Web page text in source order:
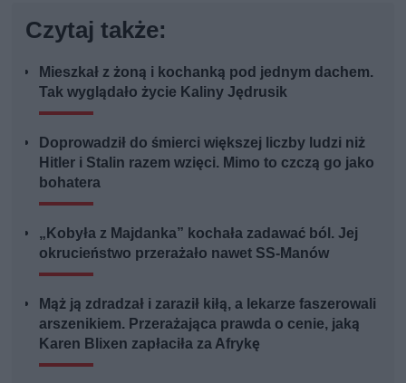
Czytaj także:
Mieszkał z żoną i kochanką pod jednym dachem.
Tak wyglądało życie Kaliny Jędrusik
Doprowadził do śmierci większej liczby ludzi niż
Hitler i Stalin razem wzięci. Mimo to czczą go jako
bohatera
„Kobyła z Majdanka” kochała zadawać ból. Jej
okrucieństwo przerażało nawet SS-Manów
Mąż ją zdradzał i zaraził kiłą, a lekarze faszerowali
arszenikiem. Przerażająca prawda o cenie, jaką
Karen Blixen zapłaciła za Afrykę